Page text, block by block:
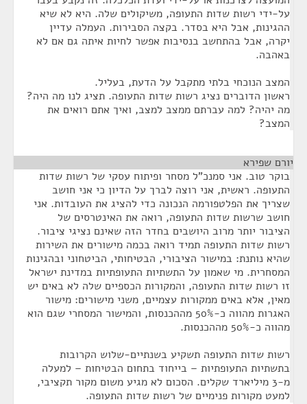
על-ידי רשות שדות התעופה, משיקולים שלה. היא לא שיא
ההגינות, אבל היא בסדר. בקצה הסבירות. העמלה עדיין
יקרה, אבל בהתחשב בנסיבות אפשר לחיות איתה גם אם לא
באהבה.
המצב הנוכחי בלתי מתקבל על הדעת, בעליל.
ראשון הדוברים נציג רשות שדות התעופה. תציג לנו מה היה?
מה יהיה? למה עברתם ממצב למצב, ואיך אתם רואים את
המצב?
יורם שפירא
בוקר טוב. אני סמנכ"ל מסחר ופיתוח עסקי של רשות שדות
התעופה. ראשית, אני רוצה לברך על הדיון כי אני חושב
שצריך את הפלטפורמה הנכונה כדי להציג את העובדות. אני
חושב שרשות שדות התעופה, רואה את האינטרסים של
הציבור יותר מרוב היושבים בחדר הזה שאינם נציגי ציבור.
רשות שדות התעופה תמיד רואה בכמה מישורים את השירות
שהיא נותנת: במישור הציבורי, הבטיחותי, הביטחוני ובהגינות
המסחרית. מי שאמון על התשתיות התעופתיות במדינת ישראל
זו רשות שדות התעופה, והמקורות הכספיים שלה לא באים יש
מאין, אלא באים ממקורות עצמיים, משני מישורים: מישור
האגרות מהווה כ-50% מההכנסות, והמישור המסחרי שגם הוא
מהווה כ-50% מההכנסות.
רשות שדות התעופה תשקיע בשנתיים-שלוש הקרובות
בתשתיות התעופתיות – בייחוד בתחום הבטיחות – למעלה
מ-3 מיליארד שקלים. הסכום לא מגיע משום מקור תקציבי,
למעט מקורות פנימיים של רשות שדות התעופה.